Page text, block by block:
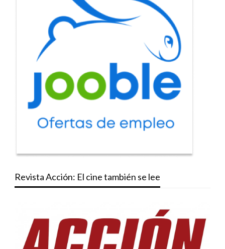
Revista Acción: El cine también se lee